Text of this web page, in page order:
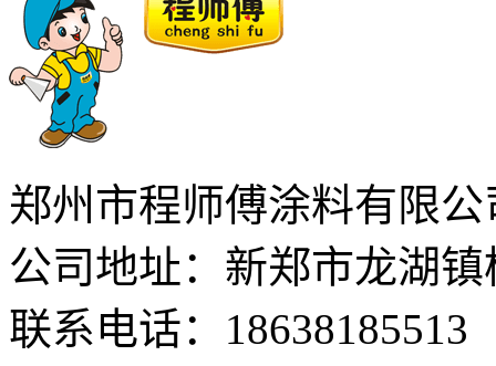
郑州市程师傅涂料有限公
公司地址：新郑市龙湖
联系电话：18638185513